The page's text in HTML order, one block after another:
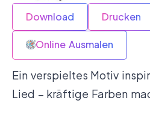
Download Drucken
Online Ausmalen
Ein verspieltes Motiv
Lied – kräftige Farben